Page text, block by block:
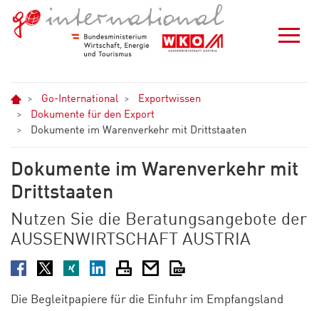
Zum Hauptinhalt springen
Zur Navigation springen
Zum Footer springen
Home Go-International
Exportwissen
Dokumente für den Export
Dokumente im Warenverkehr mit Drittstaaten
Dokumente im Warenverkehr mit
Drittstaaten
Nutzen Sie die Beratungsangebote der
AUSSENWIRTSCHAFT AUSTRIA
Facebook
TwitterXINGLinkedIn
Drucken
E-Mail
PDF
Die Begleitpapiere für die Einfuhr im Empfangsland